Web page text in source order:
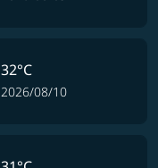
32°C
2026/08/10